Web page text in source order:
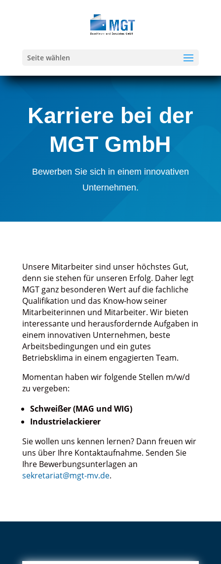
Seite wählen
Karriere bei der
MGT GmbH
Bewerben Sie sich in einem innovativen
Unternehmen.
Unsere Mitarbeiter sind unser höchstes Gut,
denn sie stehen für unseren Erfolg. Daher legt
MGT ganz besonderen Wert auf die fachliche
Qualifikation und das Know-how seiner
Mitarbeiterinnen und Mitarbeiter. Wir bieten
interessante und herausfordernde Aufgaben in
einem innovativen Unternehmen, beste
Arbeitsbedingungen und ein gutes
Betriebsklima in einem engagierten Team.
Momentan haben wir folgende Stellen m/w/d
zu vergeben:
Schweißer (MAG und WIG)
Industrielackierer
Sie wollen uns kennen lernen? Dann freuen wir
uns über Ihre Kontaktaufnahme. Senden Sie
Ihre Bewerbungsunterlagen an
sekretariat@mgt-mv.de.